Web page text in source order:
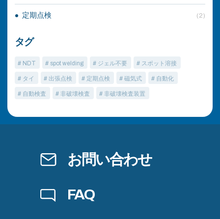
定期点検 (2)
タグ
# NDT # spot welding # ジェル不要 # スポット溶接
# タイ # 出張点検 # 定期点検 # 磁気式 # 自動化
# 自動検査 # 非破壊検査 # 非破壊検査装置
お問い合わせ
FAQ